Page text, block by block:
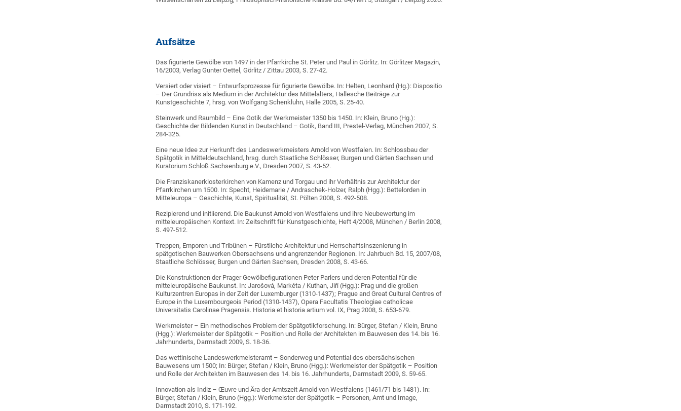
Aufsätze
Das figurierte Gewölbe von 1497 in der Pfarrkirche St. Peter und Paul in Görlitz. In: Görlitzer Magazin,
16/2003, Verlag Gunter Oettel, Görlitz / Zittau 2003, S. 27-42.
Versiert oder visiert – Entwurfsprozesse für figurierte Gewölbe. In: Helten, Leonhard (Hg.): Dispositio
– Der Grundriss als Medium in der Architektur des Mittelalters, Hallesche Beiträge zur
Kunstgeschichte 7, hrsg. von Wolfgang Schenkluhn, Halle 2005, S. 25-40.
Steinwerk und Raumbild – Eine Gotik der Werkmeister 1350 bis 1450. In: Klein, Bruno (Hg.):
Geschichte der Bildenden Kunst in Deutschland – Gotik, Band III, Prestel-Verlag, München 2007, S.
284-325.
Eine neue Idee zur Herkunft des Landeswerkmeisters Arnold von Westfalen. In: Schlossbau der
Spätgotik in Mitteldeutschland, hrsg. durch Staatliche Schlösser, Burgen und Gärten Sachsen und
Kuratorium Schloß Sachsenburg e.V., Dresden 2007, S. 43-52.
Die Franziskanerklosterkirchen von Kamenz und Torgau und ihr Verhältnis zur Architektur der
Pfarrkirchen um 1500. In: Specht, Heidemarie / Andraschek-Holzer, Ralph (Hgg.): Bettelorden in
Mitteleuropa – Geschichte, Kunst, Spiritualität, St. Pölten 2008, S. 492-508.
Rezipierend und initiierend. Die Baukunst Arnold von Westfalens und ihre Neubewertung im
mitteleuropäischen Kontext. In: Zeitschrift für Kunstgeschichte, Heft 4/2008, München / Berlin 2008,
S. 497-512.
Treppen, Emporen und Tribünen – Fürstliche Architektur und Herrschaftsinszenierung in
spätgotischen Bauwerken Obersachsens und angrenzender Regionen. In: Jahrbuch Bd. 15, 2007/08,
Staatliche Schlösser, Burgen und Gärten Sachsen, Dresden 2008, S. 43-66.
Die Konstruktionen der Prager Gewölbefigurationen Peter Parlers und deren Potential für die
mitteleuropäische Baukunst. In: Jarošová, Markéta / Kuthan, Jiří (Hgg.): Prag und die großen
Kulturzentren Europas in der Zeit der Luxemburger (1310-1437); Prague and Great Cultural Centres of
Europe in the Luxembourgeois Period (1310-1437), Opera Facultatis Theologiae catholicae
Universitatis Carolinae Pragensis. Historia et historia artium vol. IX, Prag 2008, S. 653-679.
Werkmeister – Ein methodisches Problem der Spätgotikforschung. In: Bürger, Stefan / Klein, Bruno
(Hgg.): Werkmeister der Spätgotik – Position und Rolle der Architekten im Bauwesen des 14. bis 16.
Jahrhunderts, Darmstadt 2009, S. 18-36.
Das wettinische Landeswerkmeisteramt – Sonderweg und Potential des obersächsischen
Bauwesens um 1500; In: Bürger, Stefan / Klein, Bruno (Hgg.): Werkmeister der Spätgotik – Position
und Rolle der Architekten im Bauwesen des 14. bis 16. Jahrhunderts, Darmstadt 2009, S. 59-65.
Innovation als Indiz – Œuvre und Ära der Amtszeit Arnold von Westfalens (1461/71 bis 1481). In:
Bürger, Stefan / Klein, Bruno (Hgg.): Werkmeister der Spätgotik – Personen, Amt und Image,
Darmstadt 2010, S. 171-192.